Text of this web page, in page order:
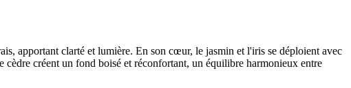
apportant clarté et lumière. En son cœur, le jasmin et l'iris se déploient avec
créent un fond boisé et réconfortant, un équilibre harmonieux entre